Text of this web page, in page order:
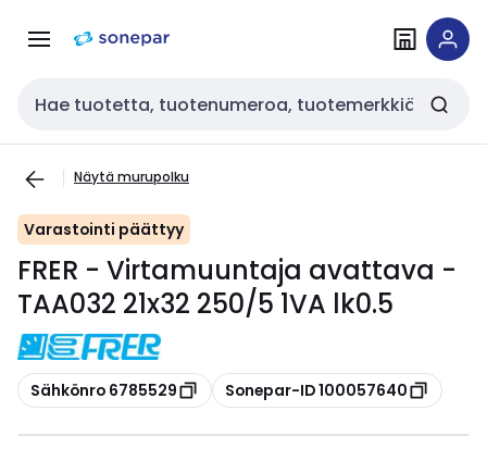
navigointiinsisältöön
Haku
Näytä murupolku
Varastointi päättyy
FRER - Virtamuuntaja avattava -
TAA032 21x32 250/5 1VA lk0.5
Kopioi
Sähkönro 6785529 Kopioi
Sonepar-ID 100057640